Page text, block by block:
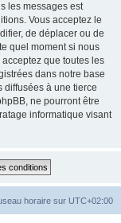
les messages est
Vous acceptez le
de déplacer ou de
quel moment si nous
que toutes les
dans notre base
diffusées à une tierce
ne pourront être
informatique visant
horaire sur UTC+02:00